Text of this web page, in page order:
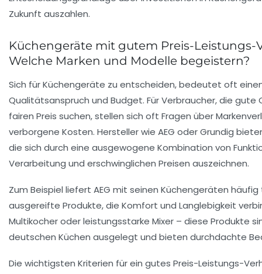
Zukunft auszahlen.
Küchengeräte mit gutem Preis-Leistungs-
Welche Marken und Modelle begeistern?
Sich für Küchengeräte zu entscheiden, bedeutet oft
Qualitätsanspruch und Budget. Für Verbraucher, die gute
fairen Preis suchen, stellen sich oft Fragen über
verborgene Kosten. Hersteller wie AEG oderGrundig
die sich durch eine ausgewogene Kombination von
Verarbeitung und erschwinglichen Preisen auszeichnen.
Zum Beispiel liefert AEG mit seinen Küchengeräten
ausgereifte Produkte, die Komfort und Langlebigkeit
Multikocher oder leistungsstarke Mixer – diese Produkte
deutschen Küchen ausgelegt und bieten durchdachte
Die wichtigsten Kriterien für ein gutes Preis-Leistungs-